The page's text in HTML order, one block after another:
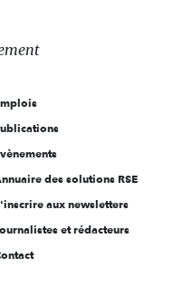
des solutions RSE
aux newsletters
et rédacteurs